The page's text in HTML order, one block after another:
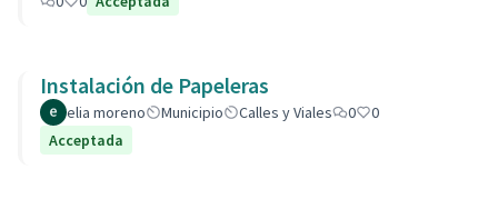
Instalación de Papeleras
elia moreno Municipio Calles y Viales 0
0
Acceptada